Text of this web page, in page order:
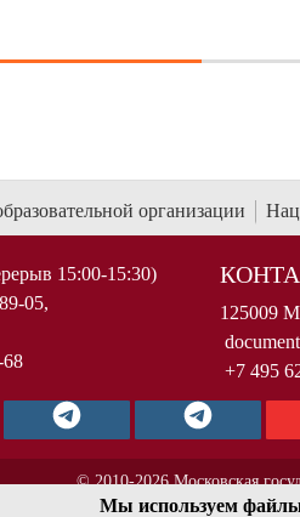
организации
15:00-15:30)
05,
125009
+7 495
© 2010-2026 Московская
Мы используем